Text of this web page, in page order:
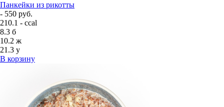
Панкейки из рикотты
- 550 руб.
210.1 - ccal
8.3 б
10.2 ж
21.3 у
В корзину